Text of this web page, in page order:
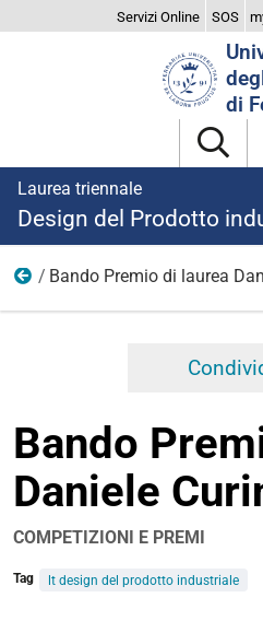
Servizi Online SOS
di
Laurea triennale
Design del Prodotto
2026
Bando Premio di laurea
Bando
Daniele
COMPETIZIONI E PREMI
Tag lt design del prodotto industriale